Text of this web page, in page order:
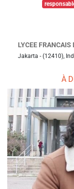
LYCEE
Jakarta - (12410),
À